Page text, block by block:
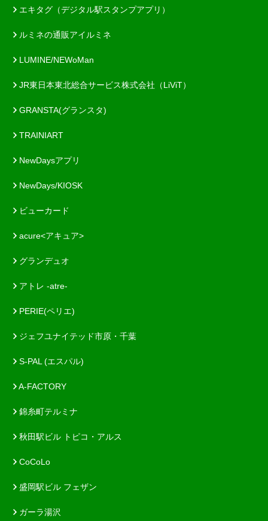
エキタグ（デジタル駅スタンプアプリ）
ルミネの通販アイルミネ
LUMINE/NEWoMan
JR東日本東北総合サービス株式会社（LiViT）
GRANSTA(グランスタ)
TRAINIART
NewDaysアプリ
NewDays/KIOSK
ビューカード
acure<アキュア>
グランデュオ
アトレ -atre-
PERIE(ペリエ)
ジェフユナイテッド市原・千葉
S-PAL (エスパル)
A-FACTORY
錦糸町テルミナ
秋田駅ビル トピコ・アルス
CoCoLo
盛岡駅ビル フェザン
ガーラ湯沢